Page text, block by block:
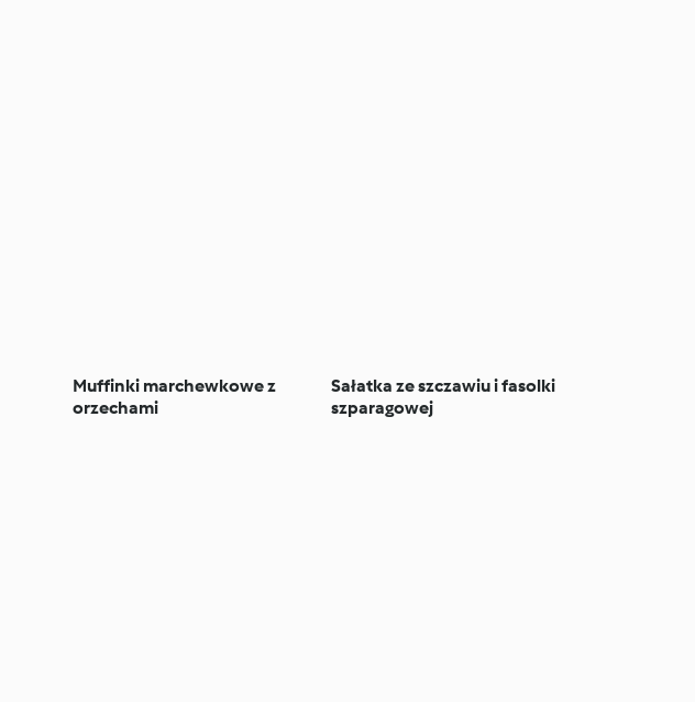
Muffinki marchewkowe z
orzechami
Sałatka ze szczawiu i fasolki
szparagowej